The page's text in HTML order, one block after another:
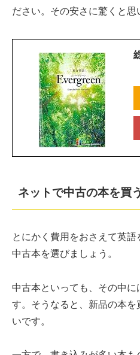
ださい。その安さに驚くと思
ネットで中古の本を買う
とにかく費用をおさえて英
中古本を選びましょう。
中古本といっても、その中に
す。そうなると、新品の本
いです。